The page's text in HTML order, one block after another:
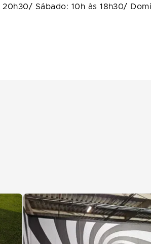
Sábado: 10h às 18h30/